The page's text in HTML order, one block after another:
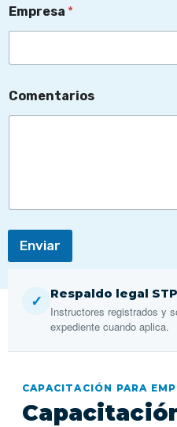
l
e
t
ó
n
i
m
Empresa *
Comentarios
Enviar
✓
Respaldo legal
Instructores registrados y
expediente cuando aplica.
CAPACITACIÓN PARA